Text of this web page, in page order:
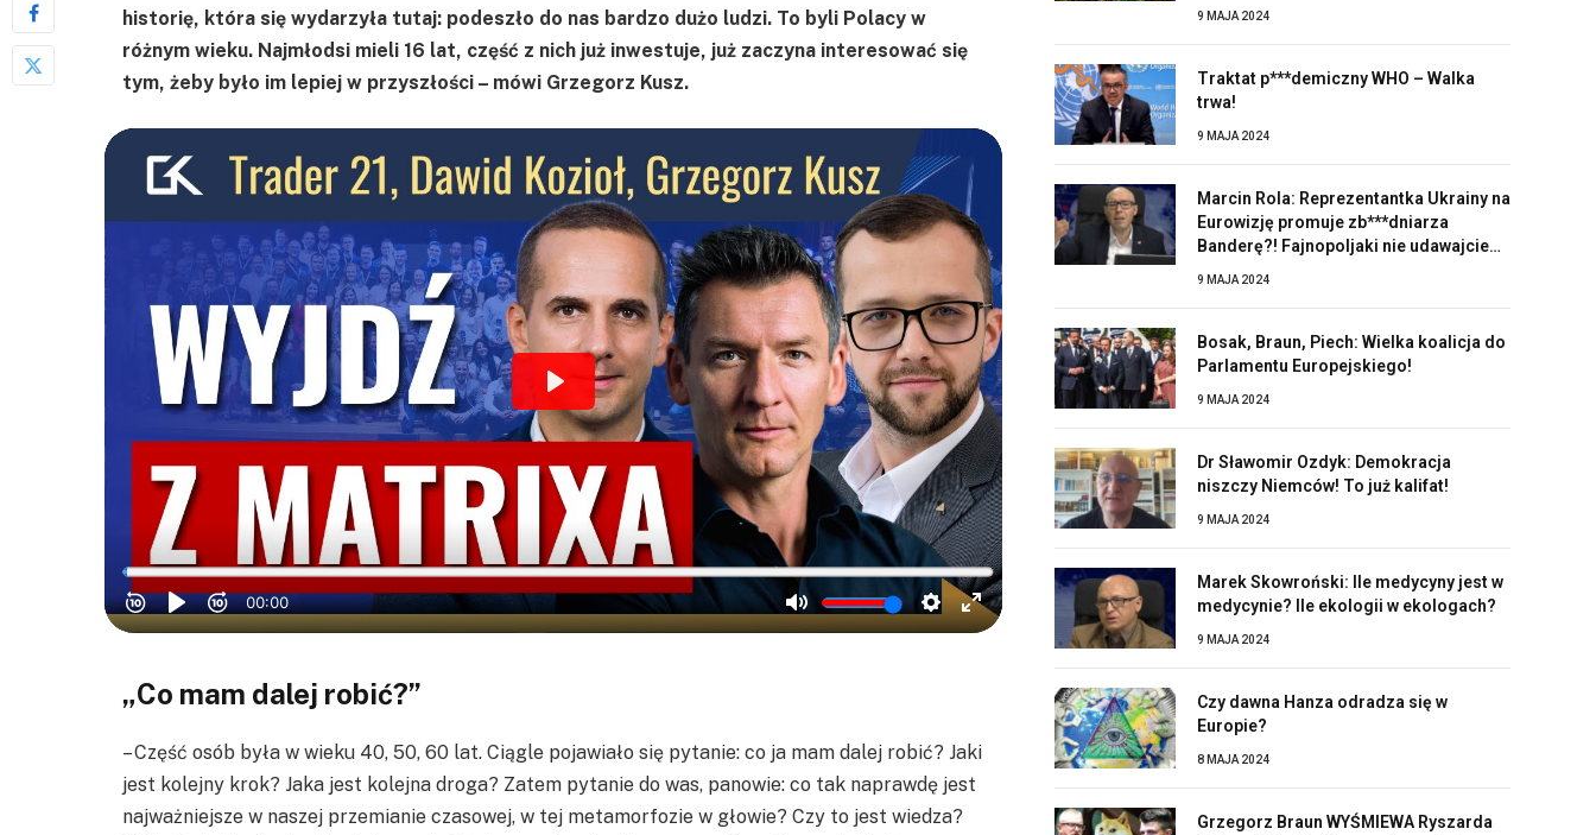
historię, która się wydarzyła tutaj: podeszło do nas bardzo dużo ludzi. To byli Polacy w
różnym wieku. Najmłodsi mieli 16 lat, część z nich już inwestuje, już zaczyna interesować się
tym, żeby było im lepiej w przyszłości – mówi Grzegorz Kusz.
„Co mam dalej robić?”
– Część osób była w wieku 40, 50, 60 lat. Ciągle pojawiało się pytanie: co ja mam dalej robić? Jaki
jest kolejny krok? Jaka jest kolejna droga? Zatem pytanie do was, panowie: co tak naprawdę jest
najważniejsze w naszej przemianie czasowej, w tej metamorfozie w głowie? Czy to jest wiedza?
9 MAJA 2024
Traktat p***demiczny WHO – Walka
trwa!
9 MAJA 2024
Marcin Rola: Reprezentantka Ukrainy na
Eurowizję promuje zb***dniarza
Banderę?! Fajnopoljaki nie udawajcie
9 MAJA 2024
Bosak, Braun, Piech: Wielka koalicja do
Parlamentu Europejskiego!
9 MAJA 2024
Dr Sławomir Ozdyk: Demokracja
niszczy Niemców! To już kalifat!
9 MAJA 2024
Marek Skowroński: Ile medycyny jest w
medycynie? Ile ekologii w ekologach?
9 MAJA 2024
Czy dawna Hanza odradza się w
Europie?
8 MAJA 2024
Grzegorz Braun WYŚMIEWA Ryszarda